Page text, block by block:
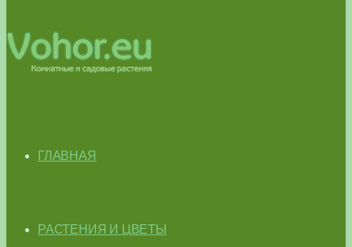
ГЛАВНАЯ
РАСТЕНИЯ И ЦВЕТЫ